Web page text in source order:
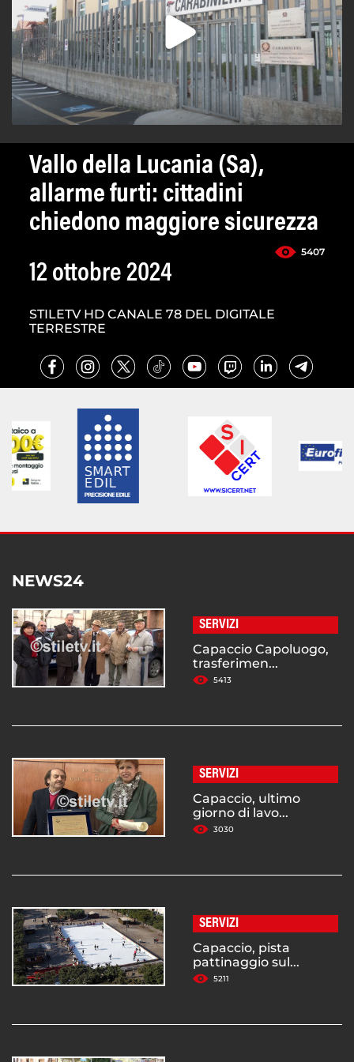
Vallo della Lucania (Sa),
allarme furti: cittadini
chiedono maggiore sicurezza
5407
12 ottobre 2024
STILETV HD CANALE 78 DEL DIGITALE
TERRESTRE
NEWS24
SERVIZI
Capaccio Capoluogo,
trasferimen...
5413
SERVIZI
Capaccio, ultimo
giorno di lavo...
3030
SERVIZI
Capaccio, pista
pattinaggio sul...
5211